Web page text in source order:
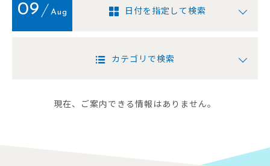
09 Aug 日付を指定して検索
カテゴリで検索
現在、ご案内できる情報はありません。